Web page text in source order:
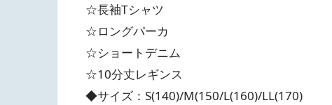
☆長袖Tシャツ
☆ロングパーカ
☆ショートデニム
☆10分丈レギンス
◆サイズ：S(140)/M(150/L(160)/LL(170)